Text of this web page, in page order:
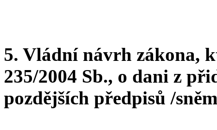
5. Vládní návrh zákona,
235/2004 Sb., o dani z
pozdějších předpisů /